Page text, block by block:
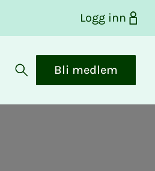
Logg inn
Åpne søk
Bli medlem